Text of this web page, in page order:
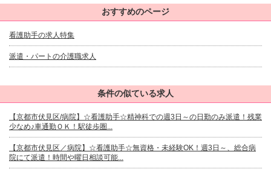
おすすめのページ
看護助手の求人特集
派遣・パートの介護職求人
条件の似ている求人
【京都市伏見区/病院】☆看護助手☆精神科での週3日～の日勤のみ派遣！残業
少なめ♪車通勤ＯＫ！駅徒歩圏...
【京都市伏見区／病院】☆看護助手☆無資格・未経験OK！週3日～、総合病
院にて派遣！時間や曜日相談可能...